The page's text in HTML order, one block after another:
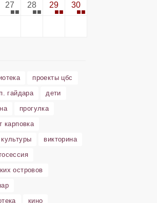
27 28 29 30
проекты цбс
гайдара
дети
прогулка
карповка
викторина
островов
кино